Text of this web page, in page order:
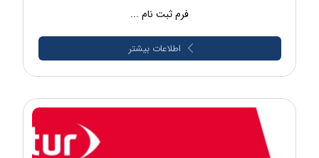
فرم ثبت نام ...
اطلاعات بیشتر